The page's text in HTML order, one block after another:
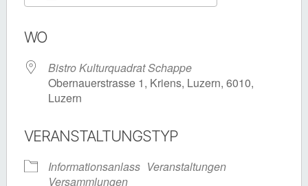
WO
Bistro Kulturquadrat Schappe
Obernauerstrasse 1, Kriens, Luzern, 6010,
Luzern
VERANSTALTUNGSTYP
Informationsanlass Veranstaltungen
Versammlungen